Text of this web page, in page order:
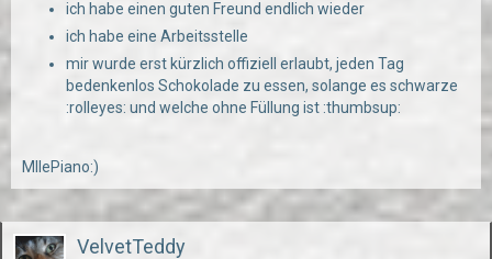
ich habe einen guten Freund endlich wieder
ich habe eine Arbeitsstelle
mir wurde erst kürzlich offiziell erlaubt, jeden Tag
bedenkenlos Schokolade zu essen, solange es schwarze
:rolleyes: und welche ohne Füllung ist :thumbsup:
MllePiano:)
VelvetTeddy